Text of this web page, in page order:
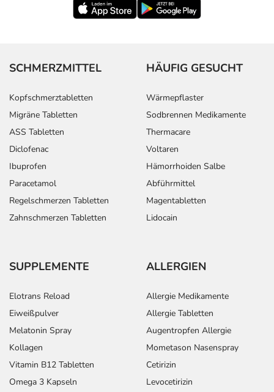
SCHMERZMITTEL
Kopfschmerztabletten
Migräne Tabletten
ASS Tabletten
Diclofenac
Ibuprofen
Paracetamol
Regelschmerzen Tabletten
Zahnschmerzen Tabletten
HÄUFIG GESUCHT
Wärmepflaster
Sodbrennen Medikamente
Thermacare
Voltaren
Hämorrhoiden Salbe
Abführmittel
Magentabletten
Lidocain
SUPPLEMENTE
Elotrans Reload
Eiweißpulver
Melatonin Spray
Kollagen
Vitamin B12 Tabletten
Omega 3 Kapseln
ALLERGIEN
Allergie Medikamente
Allergie Tabletten
Augentropfen Allergie
Mometason Nasenspray
Cetirizin
Levocetirizin